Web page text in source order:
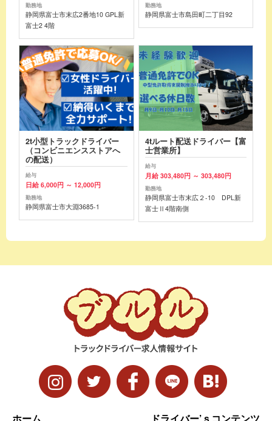
勤務地
静岡県富士市末広2番地10 GPL新
富士2 4階
勤務地
静岡県富士市島田町二丁目92
2t小型トラックドライバー
（コンビニエンスストアへ
の配送）
給与
日給 6,000円 ～ 12,000円
勤務地
静岡県富士市大淵3685-1
4tルート配送ドライバー【富
士営業所】
給与
月給 303,480円 ～ 303,480円
勤務地
静岡県富士市末広２-10 DPL新
富士Ⅱ4階南側
ホーム ドライバー’ｓコンテンツ